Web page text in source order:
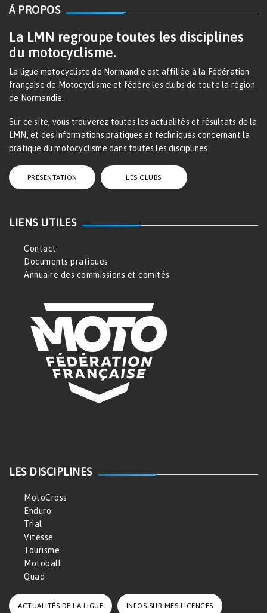
À PROPOS
La LMN regroupe toutes les disciplines
du motocyclisme.
La ligue motocycliste de Normandie est affiliée à la Fédération
française de Motocyclisme et fédère les clubs de toute la région
de Normandie.
Sur ce site, vous trouverez toutes les actualités et résultats de la
LMN, et des informations pratiques et techniques concernant la
pratique du motocyclisme dans toutes les disciplines.
PRÉSENTATION LES CLUBS
LIENS UTILES
Contact
Documents pratiques
Annuaire des commissions et comités
LES DISCIPLINES
MotoCross
Enduro
Trial
Vitesse
Tourisme
Motoball
Quad
ACTUALITÉS DE LA LIGUE INFOS SUR MES LICENCES